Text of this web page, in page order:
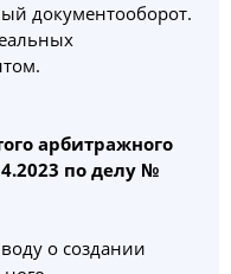
документооборот.
арбитражного
по делу №
о создании